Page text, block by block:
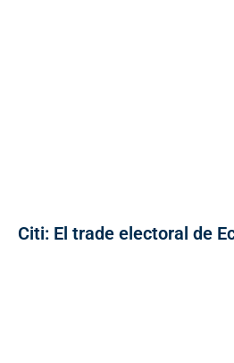
Citi: El trade electoral de